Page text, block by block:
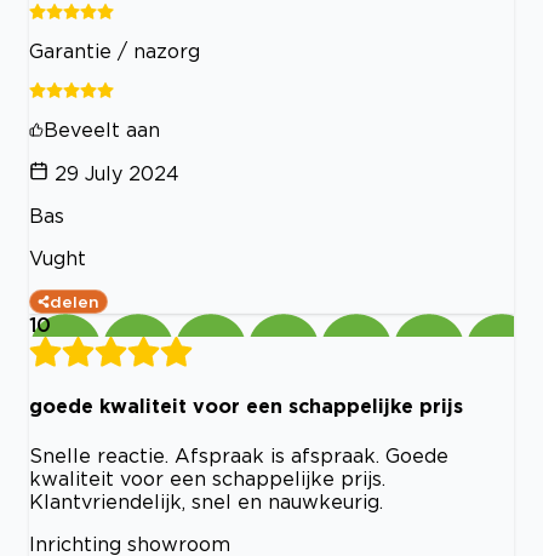
Garantie / nazorg
Beveelt aan
29 July 2024
Bas
Vught
delen
10
goede kwaliteit voor een schappelijke prijs
Snelle reactie. Afspraak is afspraak. Goede
kwaliteit voor een schappelijke prijs.
Klantvriendelijk, snel en nauwkeurig.
Inrichting showroom